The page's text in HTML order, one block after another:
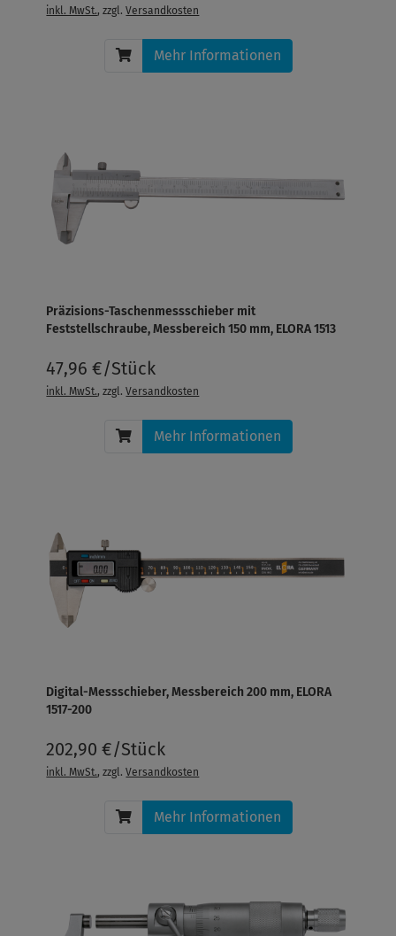
inkl. MwSt., zzgl.Versandkosten
Mehr Informationen
Präzisions-Taschenmessschieber mit
Feststellschraube, Messbereich 150 mm, ELORA 1513
47,96 €/Stück
inkl. MwSt., zzgl.Versandkosten
Mehr Informationen
Digital-Messschieber, Messbereich 200 mm, ELORA
1517-200
202,90 €/Stück
inkl. MwSt., zzgl.Versandkosten
Mehr Informationen